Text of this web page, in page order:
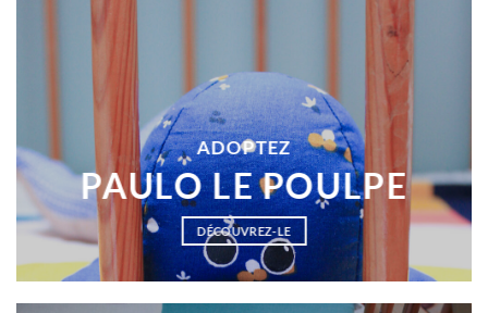
ADOPTEZ
PAULO LE POULPE
DÉCOUVREZ-LE